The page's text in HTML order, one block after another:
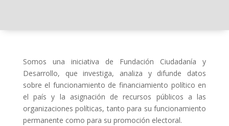
Somos una iniciativa de Fundación Ciudadanía y
Desarrollo, que investiga, analiza y difunde datos
sobre el funcionamiento de financiamiento político en
el país y la asignación de recursos públicos a las
organizaciones políticas, tanto para su funcionamiento
permanente como para su promoción electoral.